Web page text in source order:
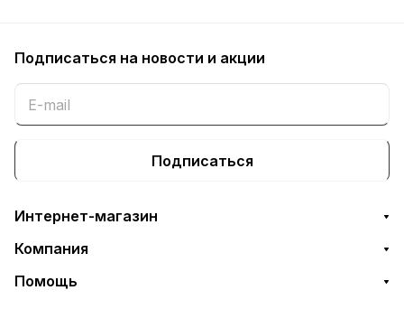
Подписаться на новости и акции
Подписаться
Интернет-магазин
Компания
Помощь